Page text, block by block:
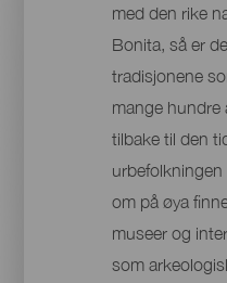
med den rike
Bonita, så er
tradisjonene
mange hundre
tilbake til den
om på øya
museer og
som